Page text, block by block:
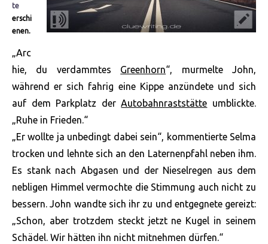
te
erschi
enen.
„Arc
hie, du verdammtes Greenhorn“, murmelte John,
während er sich fahrig eine Kippe anzündete und sich
auf dem Parkplatz derAutobahnraststätte umblickte.
„Ruhe in Frieden.“
„Er wollte ja unbedingt dabei sein“, kommentierte Selma
trocken und lehnte sich an den Laternenpfahl neben ihm.
Es stank nach Abgasen und der Nieselregen aus dem
nebligen Himmel vermochte die Stimmung auch nicht zu
bessern. John wandte sich ihr zu und entgegnete gereizt:
„Schon, abertrotzdem steckt jetzt ne Kugel in seinem
Schädel. Wir hätten ihn nicht mitnehmen dürfen.“